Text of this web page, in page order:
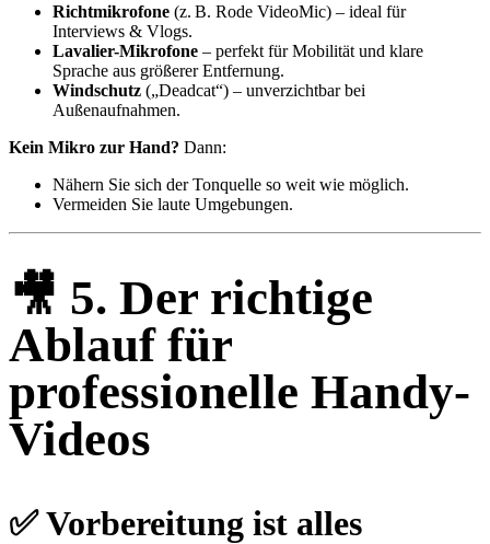
Richtmikrofone (z. B. Rode VideoMic) – ideal für
Interviews & Vlogs.
Lavalier-Mikrofone – perfekt für Mobilität und klare
Sprache aus größerer Entfernung.
Windschutz („Deadcat“) – unverzichtbar bei
Außenaufnahmen.
Kein Mikro zur Hand? Dann:
Nähern Sie sich der Tonquelle so weit wie möglich.
Vermeiden Sie laute Umgebungen.
🎥 5. Der richtige
Ablauf für
professionelle Handy-
Videos
✅Vorbereitung ist alles